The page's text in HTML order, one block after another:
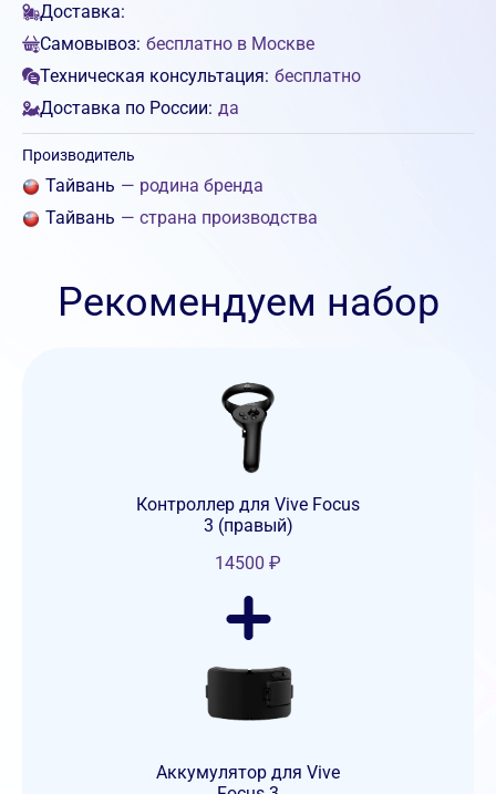
Доставка:
Самовывоз: бесплатно в Москве
Техническая консультация: бесплатно
Доставка по России: да
Производитель
Тайвань — родина бренда
Тайвань — страна производства
Рекомендуем набор
Контроллер для Vive Focus
3 (правый)
14500 ₽
Аккумулятор для Vive